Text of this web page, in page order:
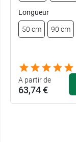
Longueur
50 cm 90 cm
A partir de
63,74 €